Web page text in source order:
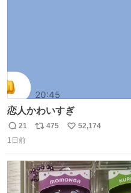
恋人かわいすぎ
返
信
21
リ
ト
数
475
い
数
52,174
1日前